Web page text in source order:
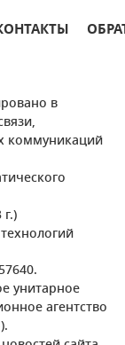
в
коммуникаций
унитарное
агентство